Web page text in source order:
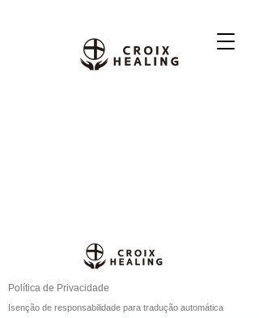
Política de Privacidade
Isenção de responsabilidade para tradução automática